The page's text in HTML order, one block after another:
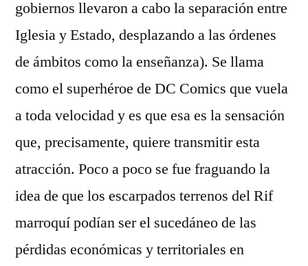
gobiernos llevaron a cabo la separación entre
Iglesia y Estado, desplazando a las órdenes
de ámbitos como la enseñanza). Se llama
como el superhéroe de DC Comics que vuela
a toda velocidad y es que esa es la sensación
que, precisamente, quiere transmitir esta
atracción. Poco a poco se fue fraguando la
idea de que los escarpados terrenos del Rif
marroquí podían ser el sucedáneo de las
pérdidas económicas y territoriales en